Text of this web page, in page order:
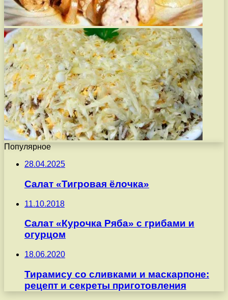
Популярное
28.04.2025
Салат «Тигровая ёлочка»
11.10.2018
Салат «Курочка Ряба» с грибами и
огурцом
18.06.2020
Тирамису со сливками и маскарпоне:
рецепт и секреты приготовления